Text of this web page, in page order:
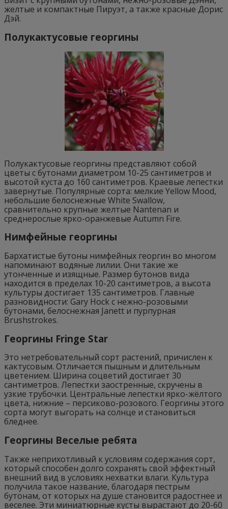
желтые и компактные Пируэт, а также красные Дорис
Дэй.
Полукактусовые георгины
Полукактусовые георгины представляют собой
цветы с бутонами диаметром 10-25 сантиметров и
высотой куста до 160 сантиметров. Краевые лепестки
завернутые. Популярные сорта: мелкие Yellow Mood,
небольшие белоснежные White Swallow,
сравнительно крупные желтые Nantenan и
среднерослые ярко-оранжевые Autumn Fire.
Нимфейные георгины
Бархатистые бутоны нимфейных георгин во многом
напоминают водяные лилии. Они такие же
утонченные и изящные. Размер бутонов вида
находится в пределах 10-20 сантиметров, а высота
культуры достигает 135 сантиметров. Главные
разновидности: Gary Hock с нежно-розовыми
бутонами, белоснежная Janett и пурпурная
Brushstrokes.
Георгины Fringe Star
Это нетребовательный сорт растений, причислен к
кактусовым. Отличается пышным и длительным
цветением. Ширина соцветий достигает 30
сантиметров. Лепестки заостренные, скручены в
узкие трубочки. Центральные лепестки ярко-жёлтого
цвета, нижние – персиково-розового. Георгины этого
сорта могут выгорать на солнце и становиться
бледнее.
Георгины Веселые ребята
Также неприхотливый к условиям содержания сорт,
который способен долго сохранять свой эффектный
внешний вид в условиях нехватки влаги. Культура
получила такое название, благодаря пестрым
бутонам, от которых на душе становится радостнее и
веселее. Эти миниатюрные кусты вырастают до 20-60